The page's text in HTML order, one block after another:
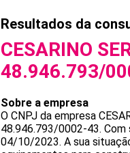
Resultados da
CESARINO
48.946.793/
Sobre a empresa
O CNPJ da empresa
48.946.793/0002-43. Com
04/10/2023. A sua